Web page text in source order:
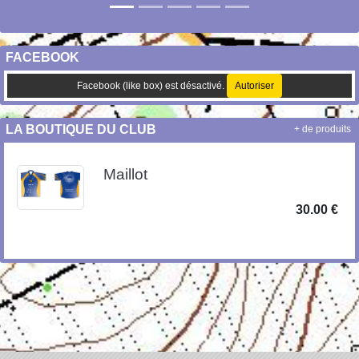
FACEBOOK
Facebook (like box) est désactivé. Autoriser
LA BOUTIQUE DU CLUB
Maillot
30.00 €
+ de produits